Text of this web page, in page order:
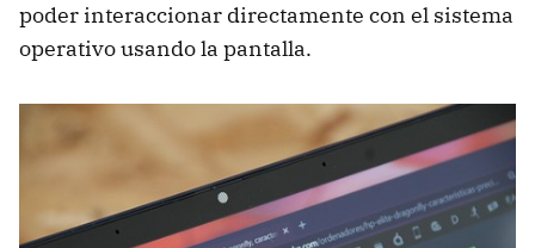
poder interaccionar directamente con el sistema
operativo usando la pantalla.